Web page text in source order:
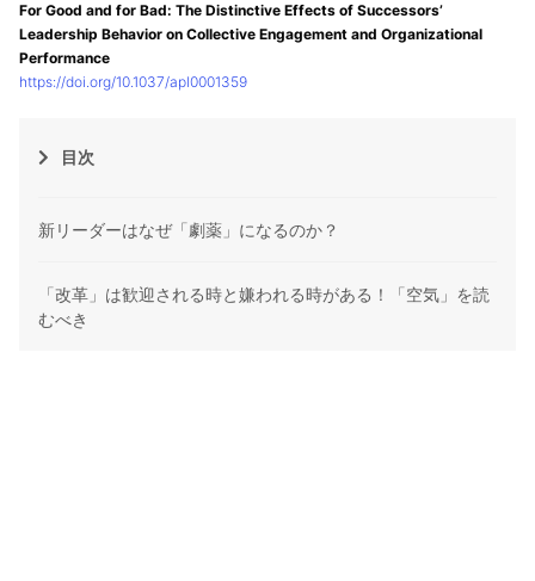
For Good and for Bad: The Distinctive Effects of Successors’
Leadership Behavior on Collective Engagement and Organizational
Performance
https://doi.org/10.1037/apl0001359
目次
新リーダーはなぜ「劇薬」になるのか？
「改革」は歓迎される時と嫌われる時がある！「空気」を読
むべき